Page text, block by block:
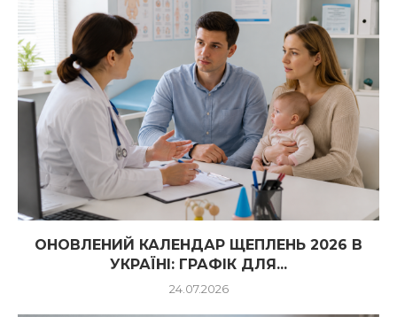
ОНОВЛЕНИЙ КАЛЕНДАР ЩЕПЛЕНЬ 2026 В
УКРАЇНІ: ГРАФІК ДЛЯ...
24.07.2026